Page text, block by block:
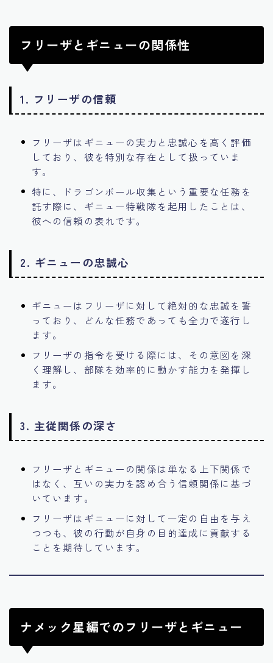
フリーザとギニューの関係性
1. フリーザの信頼
フリーザはギニューの実力と忠誠心を高く評価
しており、彼を特別な存在として扱っていま
す。
特に、ドラゴンボール収集という重要な任務を
託す際に、ギニュー特戦隊を起用したことは、
彼への信頼の表れです。
2. ギニューの忠誠心
ギニューはフリーザに対して絶対的な忠誠を誓
っており、どんな任務であっても全力で遂行し
ます。
フリーザの指令を受ける際には、その意図を深
く理解し、部隊を効率的に動かす能力を発揮し
ます。
3. 主従関係の深さ
フリーザとギニューの関係は単なる上下関係で
はなく、互いの実力を認め合う信頼関係に基づ
いています。
フリーザはギニューに対して一定の自由を与え
つつも、彼の行動が自身の目的達成に貢献する
ことを期待しています。
ナメック星編でのフリーザとギニュー